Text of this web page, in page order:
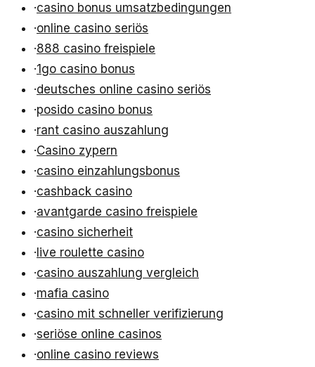
·casino bonus umsatzbedingungen
·online casino seriös
·888 casino freispiele
·1go casino bonus
·deutsches online casino seriös
·posido casino bonus
·rant casino auszahlung
·Casino zypern
·casino einzahlungsbonus
·cashback casino
·avantgarde casino freispiele
·casino sicherheit
· live roulette casino
·casino auszahlung vergleich
·mafia casino
·casino mit schneller verifizierung
·seriöse online casinos
·online casino reviews